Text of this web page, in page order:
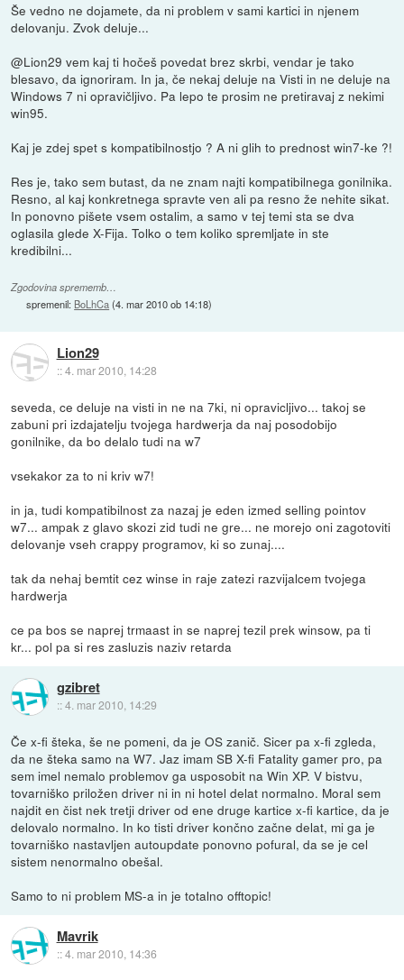
Še vedno ne dojamete, da ni problem v sami kartici in njenem
delovanju. Zvok deluje...
@Lion29 vem kaj ti hočeš povedat brez skrbi, vendar je tako
blesavo, da ignoriram. In ja, če nekaj deluje na Visti in ne deluje na
Windows 7 ni opravičljivo. Pa lepo te prosim ne pretiravaj z nekimi
win95.
Kaj je zdej spet s kompatibilnostjo ? A ni glih to prednost win7-ke ?!
Res je, tako sem butast, da ne znam najti kompatibilnega gonilnika.
Resno, al kaj konkretnega spravte ven ali pa resno že nehite sikat.
In ponovno pišete vsem ostalim, a samo v tej temi sta se dva
oglasila glede X-Fija. Tolko o tem koliko spremljate in ste
kredibilni...
Zgodovina sprememb…
spremenil: BoLhCa(4. mar 2010 ob 14:18)
Lion29
::4. mar 2010, 14:28
seveda, ce deluje na visti in ne na 7ki, ni opravicljivo... takoj se
zabuni pri izdajatelju tvojega hardwerja da naj posodobijo
gonilnike, da bo delalo tudi na w7
vsekakor za to ni kriv w7!
in ja, tudi kompatibilnost za nazaj je eden izmed selling pointov
w7... ampak z glavo skozi zid tudi ne gre... ne morejo oni zagotoviti
delovanje vseh crappy programov, ki so zunaj....
tak da nehaj bemtit cez winse in raje zatezi razvijalcem tvojega
hardwerja
ce pa bos se naprej trmaast in se naprej tezil prek winsow, pa ti
kr... pol pa si res zasluzis naziv retarda
gzibret
::4. mar 2010, 14:29
Če x-fi šteka, še ne pomeni, da je OS zanič. Sicer pa x-fi zgleda,
da ne šteka samo na W7. Jaz imam SB X-fi Fatality gamer pro, pa
sem imel nemalo problemov ga usposobit na Win XP. V bistvu,
tovarniško priložen driver ni in ni hotel delat normalno. Moral sem
najdit en čist nek tretji driver od ene druge kartice x-fi kartice, da je
delovalo normalno. In ko tisti driver končno začne delat, mi ga je
tovarniško nastavljen autoupdate ponovno pofural, da se je cel
sistem nenormalno obešal.
Samo to ni problem MS-a in je totalno offtopic!
Mavrik
::4. mar 2010, 14:36